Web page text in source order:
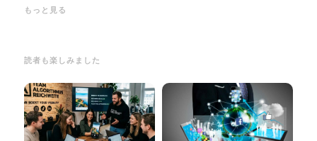
もっと見る
ンド・カバレッジを生み出し、
読者も楽しみました